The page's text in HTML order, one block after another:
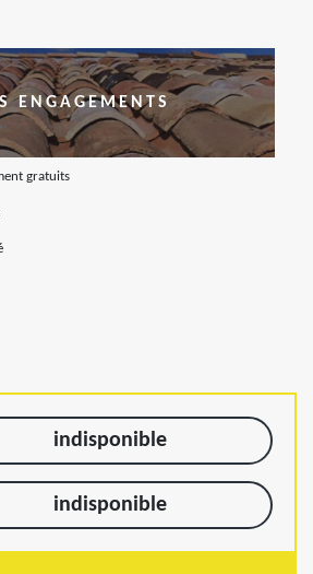
ENGAGEMENTS
gratuits
indisponible
indisponible